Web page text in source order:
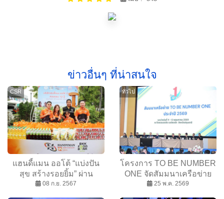
ข่าวอื่นๆ ที่น่าสนใจ
CSR
แฮนดี้แมน ออโต้ “แบ่งปัน
สุข สร้างรอยยิ้ม” ผ่าน
โครงการพัฒนาต้นแบบ Bkk
08 ก.ย. 2567
ทั่วไป
โครงการ TO BE NUMBER
ONE จัดสัมมนาเครือข่าย
TO BE NUMBER ONE
25 พ.ค. 2569